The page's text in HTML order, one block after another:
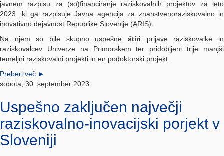
javnem razpisu za (so)financiranje raziskovalnih projektov za leto
2023, ki ga razpisuje Javna agencija za znanstvenoraziskovalno in
inovativno dejavnost Republike Slovenije (ARIS).
Na njem so bile skupno uspešne štiri prijave raziskovalke in
raziskovalcev Univerze na Primorskem ter pridobljeni trije manjši
temeljni raziskovalni projekti in en podoktorski projekt.
Preberi več ►
sobota, 30. september 2023
Uspešno zaključen največji
raziskovalno-inovacijski porjekt v
Sloveniji